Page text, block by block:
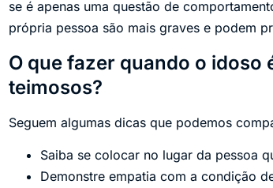
se é apenas uma questão de
própria pessoa são mais graves e podem
O que fazer quando o idoso
teimosos?
Seguem algumas dicas que podemos
Saiba se colocar no lugar da pessoa
Demonstre empatia com a condição